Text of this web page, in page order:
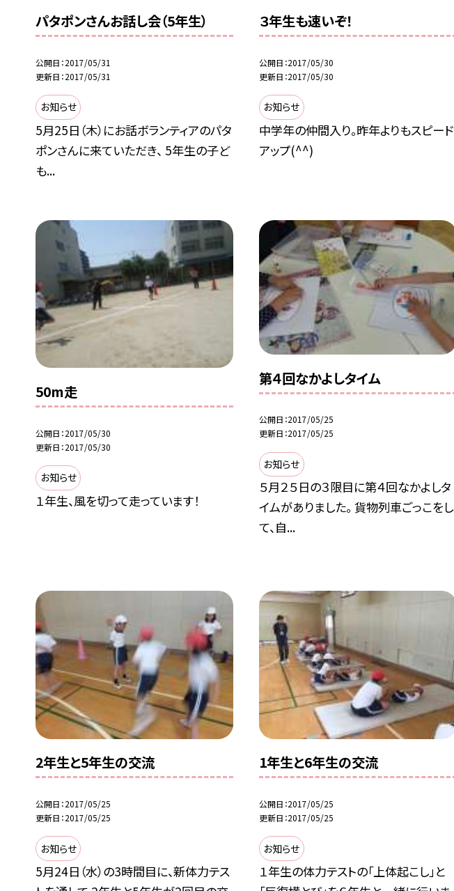
パタポンさんお話し会（5年生）
公開日 2017/05/31
更新日 2017/05/31
お知らせ
5月25日（木）にお話ボランティアのパタ
ポンさんに来ていただき、 5年生の子ど
も...
３年生も速いぞ！
公開日 2017/05/30
更新日 2017/05/30
お知らせ
中学年の仲間入り。昨年よりもスピード
アップ(^^)
50m走
公開日 2017/05/30
更新日 2017/05/30
お知らせ
１年生、風を切って走っています！
第４回なかよしタイム
公開日 2017/05/25
更新日 2017/05/25
お知らせ
５月２５日の３限目に第４回なかよしタ
イムがありました。 貨物列車ごっこをし
て、自...
2年生と5年生の交流
公開日 2017/05/25
更新日 2017/05/25
お知らせ
5月24日（水）の3時間目に、新体力テス
1年生と6年生の交流
公開日 2017/05/25
更新日 2017/05/25
お知らせ
１年生の体力テストの「上体起こし」と